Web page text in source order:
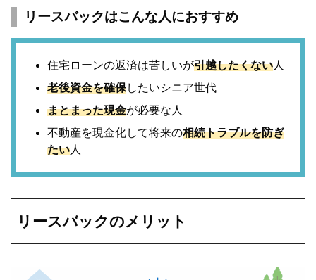
リースバックはこんな人におすすめ
住宅ローンの返済は苦しいが引越したくない人
老後資金を確保したいシニア世代
まとまった現金が必要な人
不動産を現金化して将来の相続トラブルを防ぎ
たい人
リースバックのメリット